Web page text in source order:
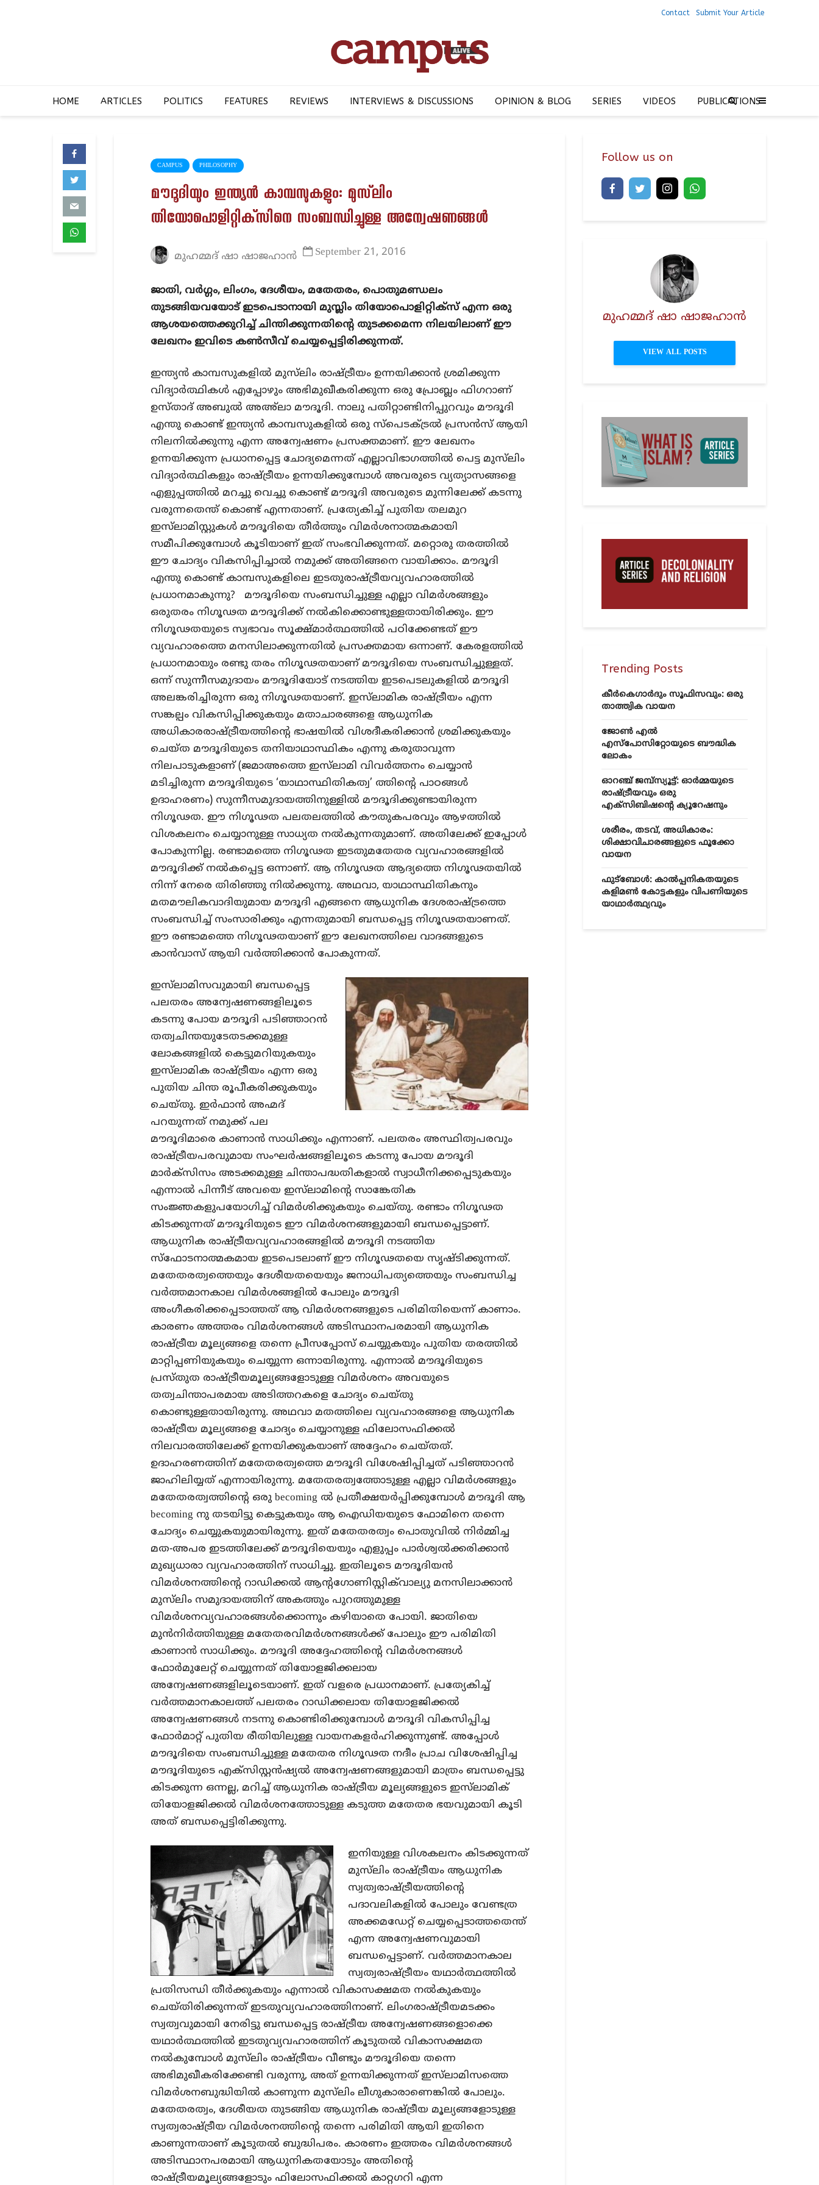
Contact Submit Your Article
HOME ARTICLES POLITICS FEATURES REVIEWS INTERVIEWS & DISCUSSIONS OPINION & BLOG SERIES VIDEOS PUBLICATIONS
CAMPUS PHILOSOPHY
മൗദൂദിയും ഇന്ത്യന്‍ കാമ്പസുകളും: മുസ്‌ലിം
തിയോപൊളിറ്റിക്‌സിനെ സംബന്ധിച്ചുള്ള അന്വേഷണങ്ങള്‍
മുഹമ്മദ് ഷാ ഷാജഹാൻ September 21, 2016
ജാതി, വര്‍ഗ്ഗം, ലിംഗം, ദേശീയം, മതേതരം, പൊതുമണ്ഡലം
തുടങ്ങിയവയോട് ഇടപെടാനായി മുസ്ലിം തിയോപൊളിറ്റിക്‌സ് എന്ന ഒരു
ആശയത്തെക്കുറിച്ച് ചിന്തിക്കുന്നതിന്റെ തുടക്കമെന്ന നിലയിലാണ് ഈ
ലേഖനം ഇവിടെ കണ്‍സീവ് ചെയ്യപ്പെട്ടിരിക്കുന്നത്.
ഇന്ത്യന്‍ കാമ്പസുകളില്‍ മുസ്‌ലിം രാഷ്ട്രീയം ഉന്നയിക്കാന്‍ ശ്രമിക്കുന്ന
വിദ്യാര്‍ത്ഥികള്‍ എപ്പോഴും അഭിമുഖീകരിക്കുന്ന ഒരു പ്രോബ്ലം ഫിഗറാണ്
ഉസ്താദ് അബുല്‍ അഅ്‌ലാ മൗദൂദി. നാലു പതിറ്റാണ്ടിനിപ്പുറവും മൗദൂദി
എന്തു കൊണ്ട് ഇന്ത്യന്‍ കാമ്പസുകളില്‍ ഒരു സ്‌പെടക്ട്രല്‍ പ്രസന്‍സ് ആയി
നിലനില്‍ക്കുന്നു എന്ന അന്വേഷണം പ്രസക്തമാണ്. ഈ ലേഖനം
ഉന്നയിക്കുന്ന പ്രധാനപ്പെട്ട ചോദ്യമെന്നത് എല്ലാവിഭാഗത്തില്‍ പെട്ട മുസ്‌ലിം
വിദ്യാര്‍ത്ഥികളും രാഷ്ട്രീയം ഉന്നയിക്കുമ്പോള്‍ അവരുടെ വ്യത്യാസങ്ങളെ
എളുപ്പത്തില്‍ മറച്ചു വെച്ചു കൊണ്ട് മൗദൂദി അവരുടെ മുന്നിലേക്ക് കടന്നു
വരുന്നതെന്ത് കൊണ്ട്‌ എന്നതാണ്. പ്രത്യേകിച്ച് പുതിയ തലമുറ
ഇസ്‌ലാമിസ്റ്റുകള്‍ മൗദൂദിയെ തീര്‍ത്തും വിമര്‍ശനാത്മകമായി
സമീപിക്കുമ്പോള്‍ കൂടിയാണ് ഇത് സംഭവിക്കുന്നത്. മറ്റൊരു തരത്തില്‍
ഈ ചോദ്യം വികസിപ്പിച്ചാല്‍ നമുക്ക് അതിങ്ങനെ വായിക്കാം. മൗദൂദി
എന്തു കൊണ്ട് കാമ്പസുകളിലെ ഇടതുരാഷ്ട്രീയവ്യവഹാരത്തില്‍
പ്രധാനമാകുന്നു? മൗദൂദിയെ സംബന്ധിച്ചുള്ള എല്ലാ വിമര്‍ശങ്ങളും
ഒരുതരം നിഗൂഢത മൗദൂദിക്ക് നല്‍കിക്കൊണ്ടുള്ളതായിരിക്കും. ഈ
നിഗൂഢതയുടെ സ്വഭാവം സൂക്ഷ്മാര്‍ത്ഥത്തില്‍ പഠിക്കേണ്ടത് ഈ
വ്യവഹാരത്തെ മനസിലാക്കുന്നതില്‍ പ്രസക്തമായ ഒന്നാണ്. കേരളത്തില്‍
പ്രധാനമായും രണ്ടു തരം നിഗൂഢതയാണ് മൗദൂദിയെ സംബന്ധിച്ചുള്ളത്.
ഒന്ന് സുന്നീസമുദായം മൗദൂദിയോട് നടത്തിയ ഇടപെടലുകളില്‍ മൗദൂദി
അലങ്കരിച്ചിരുന്ന ഒരു നിഗൂഢതയാണ്. ഇസ്‌ലാമിക രാഷ്ട്രീയം എന്ന
സങ്കല്പം വികസിപ്പിക്കുകയും മതാചാരങ്ങളെ ആധുനിക
അധികാരരാഷ്ട്രീയത്തിന്റെ ഭാഷയില്‍ വിശദീകരിക്കാന്‍ ശ്രമിക്കുകയും
ചെയ്ത മൗദൂദിയുടെ തനിയാഥാസ്ഥികം എന്നു കരുതാവുന്ന
നിലപാടുകളാണ് (ജമാഅത്തെ ഇസ്‌ലാമി വിവര്‍ത്തനം ചെയ്യാന്‍
മടിച്ചിരുന്ന മൗദൂദിയുടെ ‘യാഥാസ്ഥിതികത്വ’ ത്തിന്റെ പാഠങ്ങള്‍
ഉദാഹരണം) സുന്നീസമുദായത്തിനുള്ളില്‍ മൗദൂദിക്കുണ്ടായിരുന്ന
നിഗൂഢത. ഈ നിഗൂഢത പലതലത്തില്‍ കൗതുകപരവും ആഴത്തില്‍
വിശകലനം ചെയ്യാനുള്ള സാധ്യത നല്‍കുന്നതുമാണ്. അതിലേക്ക് ഇപ്പോള്‍
പോകുന്നില്ല. രണ്ടാമത്തെ നിഗൂഢത ഇടതുമതേതര വ്യവഹാരങ്ങളില്‍
മൗദൂദിക്ക് നല്‍കപ്പെട്ട ഒന്നാണ്. ആ നിഗൂഢത ആദ്യത്തെ നിഗൂഢതയില്‍
നിന്ന് നേരെ തിരിഞ്ഞു നില്‍ക്കുന്നു. അഥവാ, യാഥാസ്ഥിതികനും
മതമൗലികവാദിയുമായ മൗദൂദി എങ്ങനെ ആധുനിക ദേശരാഷ്ട്രത്തെ
സംബന്ധിച്ച് സംസാരിക്കും എന്നതുമായി ബന്ധപ്പെട്ട നിഗൂഢതയാണത്.
ഈ രണ്ടാമത്തെ നിഗൂഢതയാണ് ഈ ലേഖനത്തിലെ വാദങ്ങളുടെ
കാന്‍വാസ് ആയി വര്‍ത്തിക്കാന്‍ പോകുന്നത്.
ഇസ്‌ലാമിസവുമായി ബന്ധപ്പെട്ട
പലതരം അന്വേഷണങ്ങളിലൂടെ
കടന്നു പോയ മൗദൂദി പടിഞ്ഞാറന്‍
തത്വചിന്തയുടേതടക്കമുള്ള
ലോകങ്ങളില്‍ കെട്ടുമറിയുകയും
ഇസ്‌ലാമിക രാഷ്ട്രീയം എന്ന ഒരു
പുതിയ ചിന്ത രൂപീകരിക്കുകയും
ചെയ്തു. ഇര്‍ഫാന്‍ അഹ്മദ്
പറയുന്നത് നമുക്ക് പല
മൗദൂദിമാരെ കാണാന്‍ സാധിക്കും എന്നാണ്. പലതരം അസ്ഥിത്വപരവും
രാഷ്ട്രീയപരവുമായ സംഘര്‍ഷങ്ങളിലൂടെ കടന്നു പോയ മൗദൂദി
മാര്‍ക്‌സിസം അടക്കമുള്ള ചിന്താപദ്ധതികളാല്‍ സ്വാധീനിക്കപ്പെടുകയും
എന്നാല്‍ പിന്നീട് അവയെ ഇസ്‌ലാമിന്റെ സാങ്കേതിക
സംജ്ഞകളുപയോഗിച്ച് വിമര്‍ശിക്കുകയും ചെയ്തു. രണ്ടാം നിഗൂഢത
കിടക്കുന്നത് മൗദൂദിയുടെ ഈ വിമര്‍ശനങ്ങളുമായി ബന്ധപ്പെട്ടാണ്.
ആധുനിക രാഷ്ട്രീയവ്യവഹാരങ്ങളില്‍ മൗദൂദി നടത്തിയ
സ്‌ഫോടനാത്മകമായ ഇടപെടലാണ് ഈ നിഗൂഢതയെ സൃഷ്ടിക്കുന്നത്.
മതേതരത്വത്തെയും ദേശീയതയെയും ജനാധിപത്യത്തെയും സംബന്ധിച്ച
വര്‍ത്തമാനകാല വിമര്‍ശങ്ങളില്‍ പോലും മൗദൂദി
അംഗീകരിക്കപ്പെടാത്തത് ആ വിമര്‍ശനങ്ങളുടെ പരിമിതിയെന്ന് കാണാം.
കാരണം അത്തരം വിമര്‍ശനങ്ങള്‍ അടിസ്ഥാനപരമായി ആധുനിക
രാഷ്ട്രീയ മൂല്യങ്ങളെ തന്നെ പ്രീസപ്പോസ് ചെയ്യുകയും പുതിയ തരത്തില്‍
മാറ്റിപ്പണിയുകയും ചെയ്യുന്ന ഒന്നായിരുന്നു. എന്നാല്‍ മൗദൂദിയുടെ
പ്രസ്തുത രാഷ്ട്രീയമൂല്യങ്ങളോടുള്ള വിമര്‍ശനം അവയുടെ
തത്വചിന്താപരമായ അടിത്തറകളെ ചോദ്യം ചെയ്തു
കൊണ്ടുള്ളതായിരുന്നു. അഥവാ മതത്തിലെ വ്യവഹാരങ്ങളെ ആധുനിക
രാഷ്ട്രീയ മൂല്യങ്ങളെ ചോദ്യം ചെയ്യാനുള്ള ഫിലോസഫിക്കല്‍
നിലവാരത്തിലേക്ക് ഉന്നയിക്കുകയാണ് അദ്ദേഹം ചെയ്തത്.
ഉദാഹരണത്തിന് മതേതരത്വത്തെ മൗദൂദി വിശേഷിപ്പിച്ചത് പടിഞ്ഞാറന്‍
ജാഹിലിയ്യത് എന്നായിരുന്നു. മതേതരത്വത്തോടുള്ള എല്ലാ വിമര്‍ശങ്ങളും
മതേതരത്വത്തിന്റെ ഒരു becoming ല്‍ പ്രതീക്ഷയര്‍പ്പിക്കുമ്പോള്‍ മൗദൂദി ആ
becoming നു തടയിട്ടു കെട്ടുകയും ആ ഐഡിയയുടെ ഫോമിനെ തന്നെ
ചോദ്യം ചെയ്യുകയുമായിരുന്നു. ഇത് മതേതരത്വം പൊതുവില്‍ നിര്‍മ്മിച്ച
മത-അപര ഇടത്തിലേക്ക് മൗദൂദിയെയും എളുപ്പം പാര്‍ശ്വല്‍ക്കരിക്കാന്‍
മുഖ്യധാരാ വ്യവഹാരത്തിന് സാധിച്ചു. ഇതിലൂടെ മൗദൂദിയന്‍
വിമര്‍ശനത്തിന്റെ റാഡിക്കല്‍ ആന്റഗോണിസ്റ്റിക്‌വാല്യു മനസിലാക്കാന്‍
മുസ്‌ലിം സമുദായത്തിന് അകത്തും പുറത്തുമുള്ള
വിമര്‍ശനവ്യവഹാരങ്ങള്‍ക്കൊന്നും കഴിയാതെ പോയി. ജാതിയെ
മുന്‍നിര്‍ത്തിയുള്ള മതേതരവിമര്‍ശനങ്ങള്‍ക്ക് പോലും ഈ പരിമിതി
കാണാന്‍ സാധിക്കും. മൗദൂദി അദ്ദേഹത്തിന്റെ വിമര്‍ശനങ്ങള്‍
ഫോര്‍മുലേറ്റ് ചെയ്യുന്നത് തിയോളജിക്കലായ
അന്വേഷണങ്ങളിലൂടെയാണ്. ഇത് വളരെ പ്രധാനമാണ്. പ്രത്യേകിച്ച്
വര്‍ത്തമാനകാലത്ത് പലതരം റാഡിക്കലായ തിയോളജിക്കല്‍
അന്വേഷണങ്ങള്‍ നടന്നു കൊണ്ടിരിക്കുമ്പോള്‍ മൗദൂദി വികസിപ്പിച്ച
ഫോര്‍മാറ്റ് പുതിയ രീതിയിലുള്ള വായനകളര്‍ഹിക്കുന്നുണ്ട്. അപ്പോള്‍
മൗദൂദിയെ സംബന്ധിച്ചുള്ള മതേതര നിഗൂഢത നദീം പ്രാച വിശേഷിപ്പിച്ച
മൗദൂദിയുടെ എക്‌സിസ്റ്റന്‍ഷ്യല്‍ അന്വേഷണങ്ങളുമായി മാത്രം ബന്ധപ്പെട്ടു
കിടക്കുന്ന ഒന്നല്ല, മറിച്ച് ആധുനിക രാഷ്ട്രീയ മൂല്യങ്ങളുടെ ഇസ്‌ലാമിക്
തിയോളജിക്കല്‍ വിമര്‍ശനത്തോടുള്ള കടുത്ത മതേതര ഭയവുമായി കൂടി
അത് ബന്ധപ്പെട്ടിരിക്കുന്നു.
ഇനിയുള്ള വിശകലനം കിടക്കുന്നത്
മുസ്‌ലിം രാഷ്ട്രീയം ആധുനിക
സ്വത്വരാഷ്ട്രീയത്തിന്റെ
പദാവലികളില്‍ പോലും വേണ്ടത്ര
അക്കമഡേറ്റ് ചെയ്യപ്പെടാത്തതെന്ത്
എന്ന അന്വേഷണവുമായി
ബന്ധപ്പെട്ടാണ്. വര്‍ത്തമാനകാല
സ്വത്വരാഷ്ട്രീയം യഥാര്‍ത്ഥത്തില്‍
പ്രതിസന്ധി തീര്‍ക്കുകയും എന്നാല്‍ വികാസക്ഷമത നല്‍കുകയും
ചെയ്തിരിക്കുന്നത് ഇടതുവ്യവഹാരത്തിനാണ്. ലിംഗരാഷ്ട്രീയമടക്കം
സ്വത്വവുമായി നേരിട്ടു ബന്ധപ്പെട്ട രാഷ്ട്രീയ അന്വേഷണങ്ങളൊക്കെ
യഥാര്‍ത്ഥത്തില്‍ ഇടതുവ്യവഹാരത്തിന് കൂടുതല്‍ വികാസക്ഷമത
നല്‍കുമ്പോള്‍ മുസ്‌ലിം രാഷ്ട്രീയം വീണ്ടും മൗദൂദിയെ തന്നെ
അഭിമുഖീകരിക്കേണ്ടി വരുന്നു, അത് ഉന്നയിക്കുന്നത് ഇസ്‌ലാമിസത്തെ
വിമര്‍ശനബുദ്ധിയില്‍ കാണുന്ന മുസ്‌ലിം ലീഗുകാരാണെങ്കില്‍ പോലും.
മതേതരത്വം, ദേശീയത തുടങ്ങിയ ആധുനിക രാഷ്ട്രീയ മൂല്യങ്ങളോടുള്ള
സ്വത്വരാഷ്ട്രീയ വിമര്‍ശനത്തിന്റെ തന്നെ പരിമിതി ആയി ഇതിനെ
കാണുന്നതാണ് കൂടുതല്‍ ബുദ്ധിപരം. കാരണം ഇത്തരം വിമര്‍ശനങ്ങള്‍
അടിസ്ഥാനപരമായി ആധുനികതയോടും അതിന്റെ
രാഷ്ട്രീയമൂല്യങ്ങളോടും ഫിലോസഫിക്കല്‍ കാറ്റഗറി എന്ന
Follow us on
മുഹമ്മദ് ഷാ ഷാജഹാൻ
VIEW ALL POSTS
Trending Posts
കീർകെഗാർദും സൂഫിസവും: ഒരു
താത്ത്വിക വായന
ജോൺ എൽ
എസ്‌പോസിറ്റോയുടെ ബൗദ്ധിക
ലോകം
ഓറഞ്ച് ജമ്പ്സ്യൂട്ട്: ഓർമ്മയുടെ
രാഷ്ട്രീയവും ഒരു
എക്സിബിഷന്റെ ക്യൂറേഷനും
ശരീരം, തടവ്, അധികാരം:
ശിക്ഷാവിചാരങ്ങളുടെ ഫൂക്കോ
വായന
ഫുട്ബോൾ: കാൽപ്പനികതയുടെ
കളിമൺ കോട്ടകളും വിപണിയുടെ
യാഥാർത്ഥ്യവും